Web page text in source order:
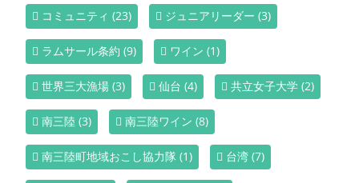
コミュニティ (23) ジュニアリーダー (3)
ラムサール条約 (9) ワイン (1)
世界三大漁場 (3) 仙台 (4) 共立女子大学 (2)
南三陸 (3) 南三陸ワイン (8)
南三陸町地域おこし協力隊 (1) 台湾 (7)